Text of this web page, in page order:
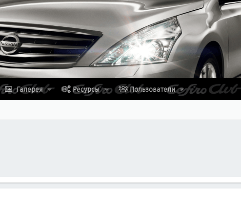
Галерея Ресурсы Пользователи